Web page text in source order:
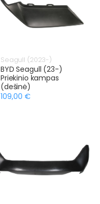
Seagull (2023-)
BYD Seagull (23-)
Priekinio kampas
(dešinė)
109,00 €